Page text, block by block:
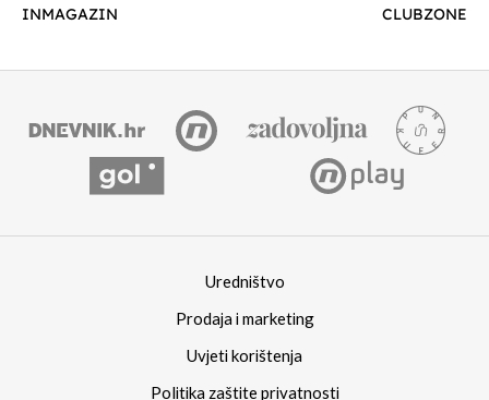
INMAGAZIN
CLUBZONE
Uredništvo
Prodaja i marketing
Uvjeti korištenja
Politika zaštite privatnosti